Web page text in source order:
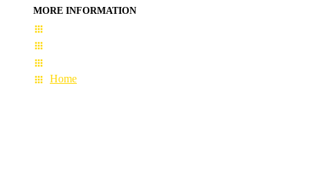
MORE INFORMATION
Home